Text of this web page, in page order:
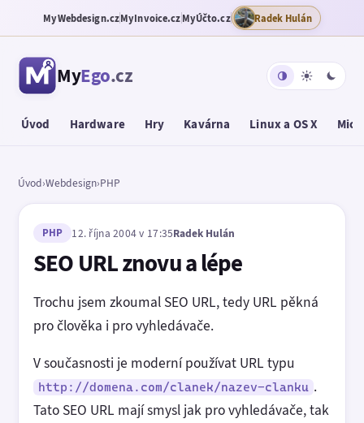
MyWebdesign.czMyInvoice.czMyÚčto.cz Radek Hulán
MyEgo.cz
Úvod Hardware Hry Kavárna Linux a OS X
Úvod›Webdesign›PHP
PHP 12. října 2004 v 17:35Radek Hulán
SEO URL znovu a lépe
Trochu jsem zkoumal SEO URL, tedy URL pěkná
pro člověka i pro vyhledávače.
V současnosti je moderní používat URL typu
http://domena.com/clanek/nazev-clanku .
Tato SEO URL mají smysl jak pro vyhledávače, tak